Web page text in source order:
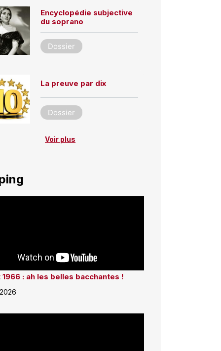
Encyclopédie subjective
du soprano
Dossier
La preuve par dix
Dossier
Voir plus
1966 : ah les belles bacchantes !